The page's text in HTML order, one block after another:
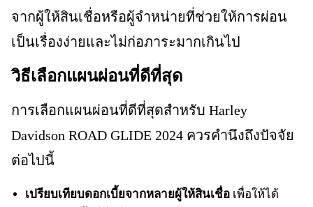
จากผู้ให้สินเชื่อหรือผู้จำหน่ายที่ช่วยให้การผ่อน
เป็นเรื่องง่ายและไม่ก่อภาระมากเกินไป
วิธีเลือกแผนผ่อนที่ดีที่สุด
การเลือกแผนผ่อนที่ดีที่สุดสำหรับ Harley
Davidson ROAD GLIDE 2024 ควรคำนึงถึงปัจจัย
ต่อไปนี้
เปรียบเทียบดอกเบี้ยจากหลายผู้ให้สินเชื่อ เพื่อให้ได้